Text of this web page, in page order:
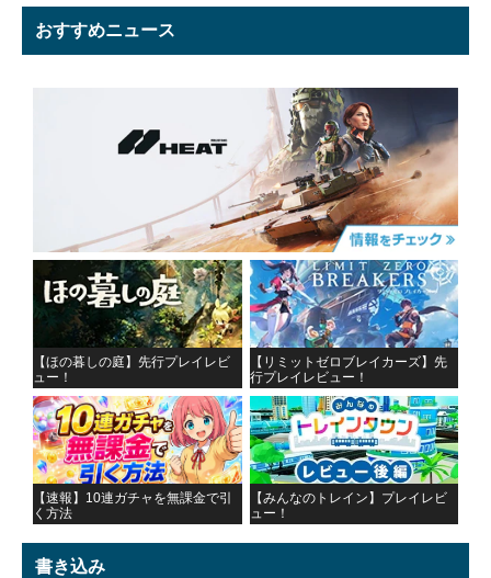
おすすめニュース
【ほの暮しの庭】先行プレイレビ
ュー！
【リミットゼロブレイカーズ】先
行プレイレビュー！
【速報】10連ガチャを無課金で引
く方法
【みんなのトレイン】プレイレビ
ュー！
書き込み